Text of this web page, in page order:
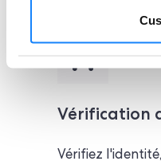
Vérification
Vérifiez